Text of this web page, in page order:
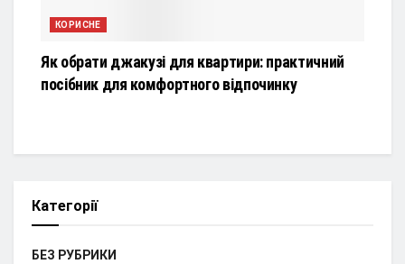
КОРИСНЕ
Як обрати джакузі для квартири: практичний
посібник для комфортного відпочинку
Категорії
БЕЗ РУБРИКИ